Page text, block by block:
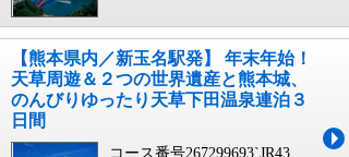
【熊本県内／新玉名駅発】 年末年始！
天草周遊＆２つの世界遺産と熊本城、
のんびりゆったり天草下田温泉連泊３
日間
コース番号267299693`JR43